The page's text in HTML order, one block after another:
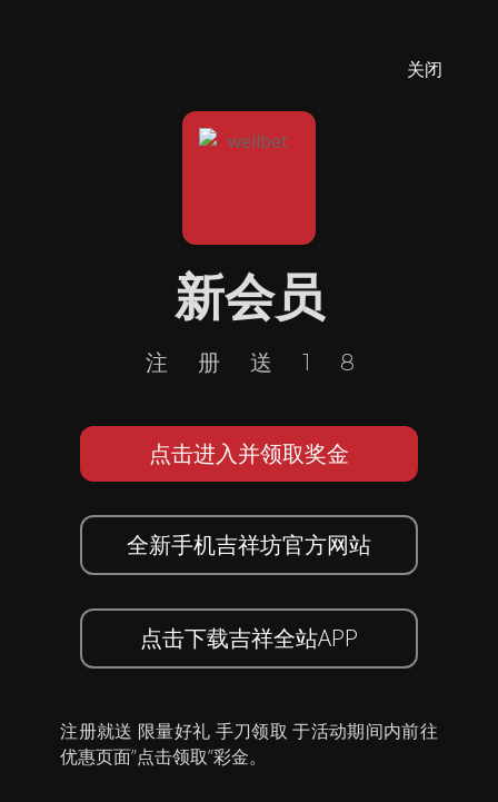
关闭
新会员
注册送18
点击进入并领取奖金
全新手机吉祥坊官方网站
点击下载吉祥全站APP
注册就送 限量好礼 手刀领取 于活动期间内前往
优惠页面”点击领取”彩金。